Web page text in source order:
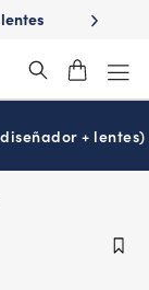
+ lentes)